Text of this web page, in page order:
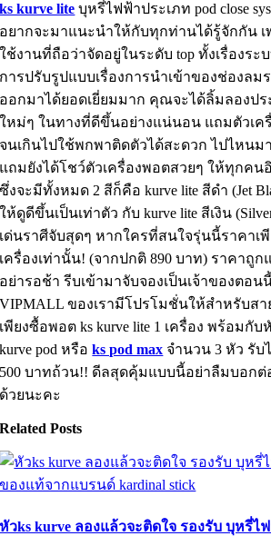
ks kurve lite บุหรี่ไฟฟ้าประเภท pod close
อยากจะมาแนะนำให้กับทุกท่านได้รู้จักกัน
ใช้งานที่ถือว่าจัดอยู่ในระดับ top ทั้งเรื่องระ
การปรับรูปแบบเรื่องการนำเข้าของช่องลม
ออกมาได้ยอดเยี่ยมมาก คุณจะได้ลิ้มลองปร
ใหม่ๆ ในทางที่ดีขึ้นอย่างแน่นอน แถมตัวเค
จนเกินไปใช้พกพาติดตัวได้สะดวก ไปไหนม
แถมยังได้โชว์ตัวเครื่องพอตสวยๆ ให้ทุกคน
ซึ่งจะมีทั้งหมด 2 สีก็คือ kurve lite สีดำ (Jet
ให้ดูดีขึ้นเป็นเท่าตัว กับ kurve lite สีเงิน
เด่นราศีจับสุดๆ หากใครที่สนใจรุ่นนี้ราคาเพี
เครื่องเท่านั้น! (จากปกติ 890 บาท) ราคา
อย่ารอช้า รีบเข้ามาจับจองเป็นเจ้าของตอน
VIPMALL ของเรามีโปรโมชั่นให้สำหรับส
เพียงซื้อพอต ks kurve lite 1 เครื่อง พร้อมกั
kurve pod หรือks pod max จำนวน 3 หัว รับ
500 บาทถ้วน!! ดีลสุดคุ้มแบบนี้อย่าลืมบอก
ด้วยนะคะ
Related Posts
หัวks kurve ลองแล้วจะติดใจ รองรับ บุหรี่ไ